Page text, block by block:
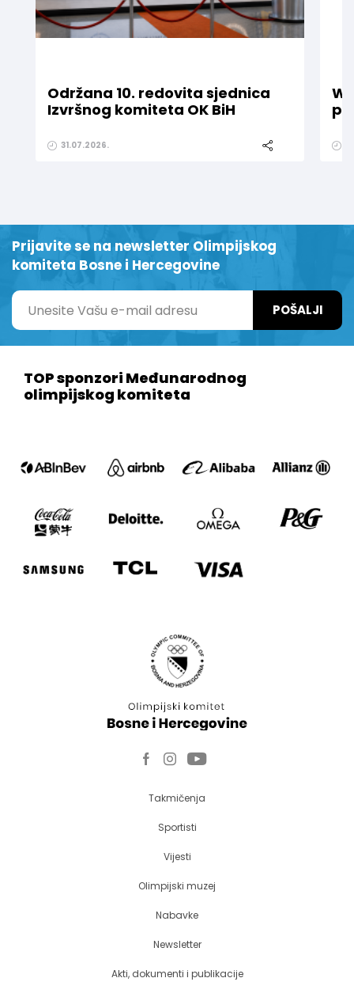
Održana 10. redovita sjednica
Izvršnog komiteta OK BiH
31.07.2026.
Prijavite se na newsletter Olimpijskog
komiteta Bosne i Hercegovine
POŠALJI
TOP sponzori Međunarodnog
olimpijskog komiteta
Takmičenja
Sportisti
Vijesti
Olimpijski muzej
Nabavke
Newsletter
Akti, dokumenti i publikacije